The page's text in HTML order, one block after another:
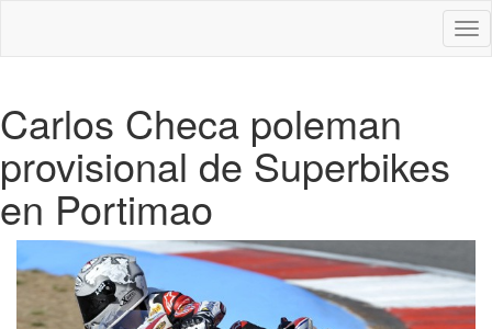
Carlos Checa poleman
provisional de Superbikes
en Portimao